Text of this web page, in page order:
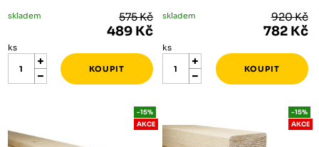
skladem 575 Kč
489 Kč
ks
skladem 920 Kč
782 Kč
ks
-15%
AKCE
-15%
AKCE